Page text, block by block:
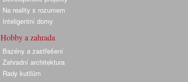
Na reality s rozumem
Inteligentní domy
Hobby a zahrada
Bazény a zastřešení
Zahradní architektura
Rady kutilům